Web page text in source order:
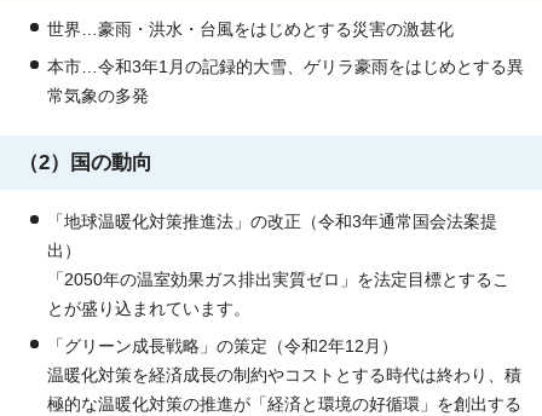
世界…豪雨・洪水・台風をはじめとする災害の激甚化
本市…令和3年1月の記録的大雪、ゲリラ豪雨をはじめとする異
常気象の多発
（2）国の動向
「地球温暖化対策推進法」の改正（令和3年通常国会法案提
出）
「2050年の温室効果ガス排出実質ゼロ」を法定目標とするこ
とが盛り込まれています。
「グリーン成長戦略」の策定（令和2年12月）
温暖化対策を経済成長の制約やコストとする時代は終わり、積
極的な温暖化対策の推進が「経済と環境の好循環」を創出する